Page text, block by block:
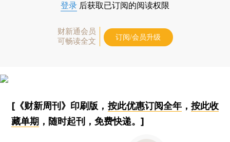
登录 后获取已订阅的阅读权限
财新通会员
可畅读全文
订阅/会员升级
[《财新周刊》印刷版， 按此优惠订阅全年， 按此收
藏单期 ，随时起刊，免费快递。]